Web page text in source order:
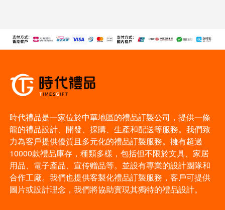
時代禮品是一家位於中華地區的禮品訂製公司，提供一條
龍的禮品設計、開發、採購、生產和配送等服務。我們致
力為客戶提供優質且多元化的禮品訂製服務。擁有超過
10000款禮品庫存，種類多樣，包括但不限於文具、家居
用品、電子產品、宣传赠品等。並設有專業的設計團隊和
合作工廠。我們也提供客製化禮品訂製服務，客戶可提供
圖片或設計理念，我們將協助實現其獨特的禮品設計。